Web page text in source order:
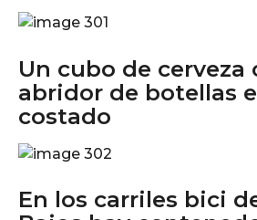
Un cubo de cerveza
abridor de botellas
costado
En los carriles bici